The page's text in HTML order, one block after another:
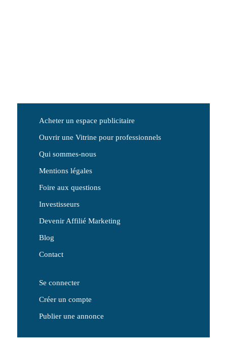
Acheter un espace publicitaire
Ouvrir une Vitrine pour professionnels
Qui sommes-nous
Mentions légales
Foire aux questions
Investisseurs
Devenir Affilié Marketing
Blog
Contact
Se connecter
Créer un compte
Publier une annonce